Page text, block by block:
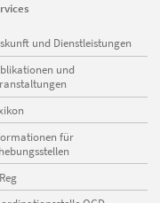
und Dienstleistungen
und
für